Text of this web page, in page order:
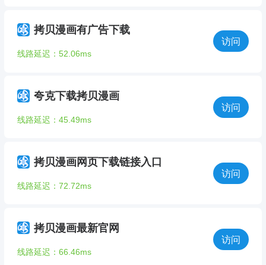
拷贝漫画有广告下载
线路延迟：52.06ms
访问
夸克下载拷贝漫画
线路延迟：45.49ms
访问
拷贝漫画网页下载链接入口
线路延迟：72.72ms
访问
拷贝漫画最新官网
线路延迟：66.46ms
访问